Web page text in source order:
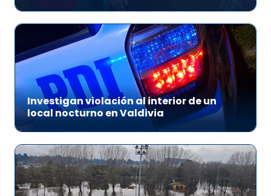
Investigan violación al interior de un
local nocturno en Valdivia